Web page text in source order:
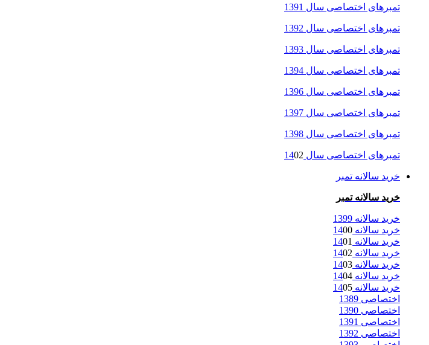
تمبرهای اختصاصی سال 1391
تمبرهای اختصاصی سال 1392
تمبرهای اختصاصی سال 1393
تمبرهای اختصاصی سال 1394
تمبرهای اختصاصی سال 1396
تمبرهای اختصاصی سال 1397
تمبرهای اختصاصی سال 1398
تمبرهای اختصاصی سال 14 02
خرید سالانه تمبر
خرید سالانه تمبر
خرید سالانه 1399
خرید سالانه 14 00
خرید سالانه 14 01
خرید سالانه 14 02
خرید سالانه 14 03
خرید سالانه 14 04
خرید سالانه 14 05
اختصاصی 1389
اختصاصی 1390
اختصاصی 1391
اختصاصی 1392